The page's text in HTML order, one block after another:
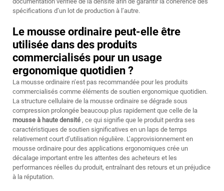
spécifications d’un lot de production à l’autre.
Le mousse ordinaire peut-elle être
utilisée dans des produits
commercialisés pour un usage
ergonomique quotidien ?
La mousse ordinaire n’est pas recommandée pour les produits
commercialisés comme éléments de soutien ergonomique quotidien.
La structure cellulaire de la mousse ordinaire se dégrade sous
compression prolongée beaucoup plus rapidement que celle de la
mousse à haute densité , ce qui signifie que le produit perdra ses
caractéristiques de soutien significatives en un laps de temps
relativement court d’utilisation régulière. L’approvisionnement en
mousse ordinaire pour des applications ergonomiques crée un
décalage important entre les attentes des acheteurs et les
performances réelles du produit, entraînant des retours et un préjudice
à la réputation.